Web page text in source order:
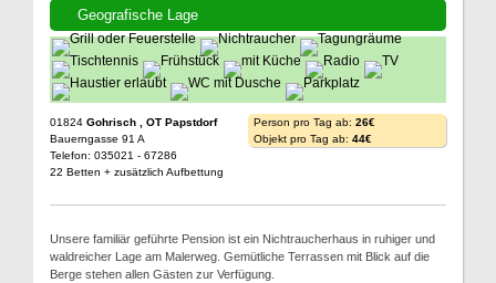
Geografische Lage
01824 Gohrisch , OT Papstdorf
Bauerngasse 91 A
Telefon: 035021 - 67286
22 Betten + zusätzlich Aufbettung
Person pro Tag ab: 26€
Objekt pro Tag ab: 44€
Unsere familiär geführte Pension ist ein Nichtraucherhaus in ruhiger und
waldreicher Lage am Malerweg. Gemütliche Terrassen mit Blick auf die
Berge stehen allen Gästen zur Verfügung.